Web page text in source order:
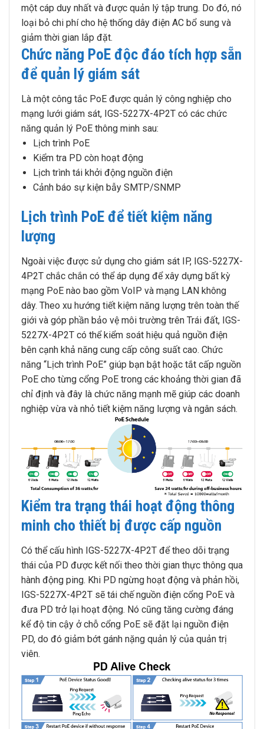
một cáp duy nhất và được quản lý tập trung. Do đó, nó
loại bỏ chi phí cho hệ thống dây điện AC bổ sung và
giảm thời gian lắp đặt.
Chức năng PoE độc đáo tích hợp sẵn
để quản lý giám sát
Là một công tắc PoE được quản lý công nghiệp cho
mạng lưới giám sát, IGS-5227X-4P2T có các chức
năng quản lý PoE thông minh sau:
Lịch trình PoE
Kiểm tra PD còn hoạt động
Lịch trình tái khởi động nguồn điện
Cảnh báo sự kiện bẫy SMTP/SNMP
Lịch trình PoE để tiết kiệm năng
lượng
Ngoài việc được sử dụng cho giám sát IP, IGS-5227X-
4P2T chắc chắn có thể áp dụng để xây dựng bất kỳ
mạng PoE nào bao gồm VoIP và mạng LAN không
dây. Theo xu hướng tiết kiệm năng lượng trên toàn thế
giới và góp phần bảo vệ môi trường trên Trái đất, IGS-
5227X-4P2T có thể kiểm soát hiệu quả nguồn điện
bên cạnh khả năng cung cấp công suất cao. Chức
năng “Lịch trình PoE” giúp bạn bật hoặc tắt cấp nguồn
PoE cho từng cổng PoE trong các khoảng thời gian đã
chỉ định và đây là chức năng mạnh mẽ giúp các doanh
nghiệp vừa và nhỏ tiết kiệm năng lượng và ngân sách.
Kiểm tra trạng thái hoạt động thông
minh cho thiết bị được cấp nguồn
Có thể cấu hình IGS-5227X-4P2T để theo dõi trạng
thái của PD được kết nối theo thời gian thực thông qua
hành động ping. Khi PD ngừng hoạt động và phản hồi,
IGS-5227X-4P2T sẽ tái chế nguồn điện cổng PoE và
đưa PD trở lại hoạt động. Nó cũng tăng cường đáng
kể độ tin cậy ở chỗ cổng PoE sẽ đặt lại nguồn điện
PD, do đó giảm bớt gánh nặng quản lý của quản trị
viên.